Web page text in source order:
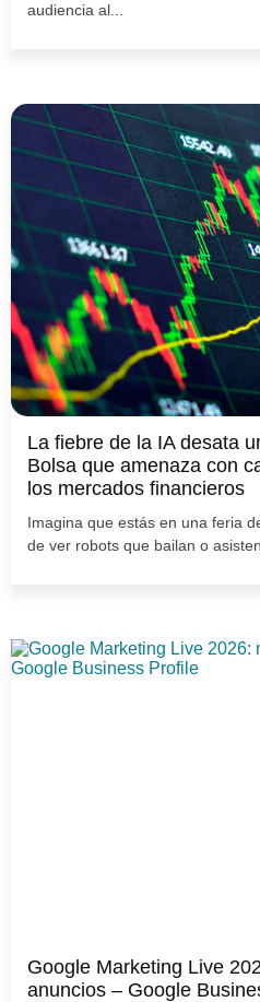
audiencia al...
La fiebre de la IA desata
Bolsa que amenaza con
los mercados financieros
Imagina que estás en una feria
de ver robots que bailan o
Google Marketing Live
anuncios – Google